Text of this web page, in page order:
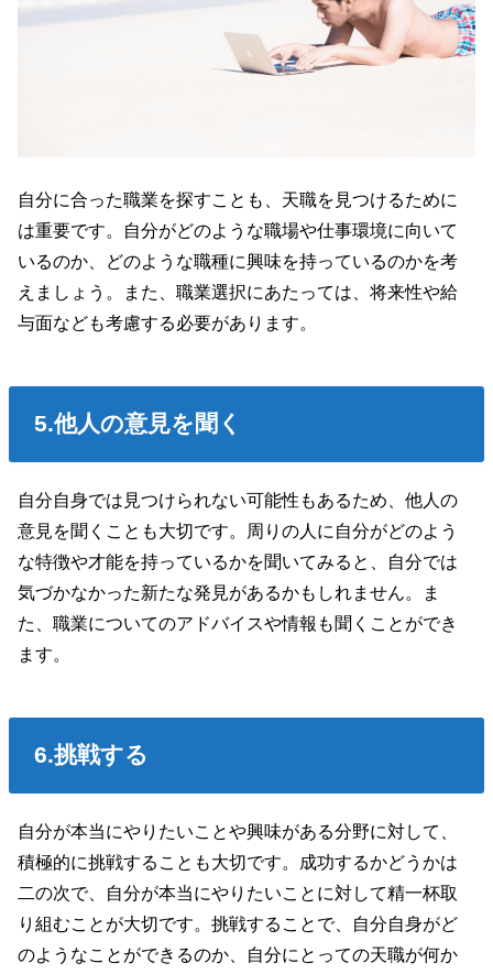
自分に合った職業を探すことも、天職を見つけるために
は重要です。自分がどのような職場や仕事環境に向いて
いるのか、どのような職種に興味を持っているのかを考
えましょう。また、職業選択にあたっては、将来性や給
与面なども考慮する必要があります。
5.他人の意見を聞く
自分自身では見つけられない可能性もあるため、他人の
意見を聞くことも大切です。周りの人に自分がどのよう
な特徴や才能を持っているかを聞いてみると、自分では
気づかなかった新たな発見があるかもしれません。ま
た、職業についてのアドバイスや情報も聞くことができ
ます。
6.挑戦する
自分が本当にやりたいことや興味がある分野に対して、
積極的に挑戦することも大切です。成功するかどうかは
二の次で、自分が本当にやりたいことに対して精一杯取
り組むことが大切です。挑戦することで、自分自身がど
のようなことができるのか、自分にとっての天職が何か